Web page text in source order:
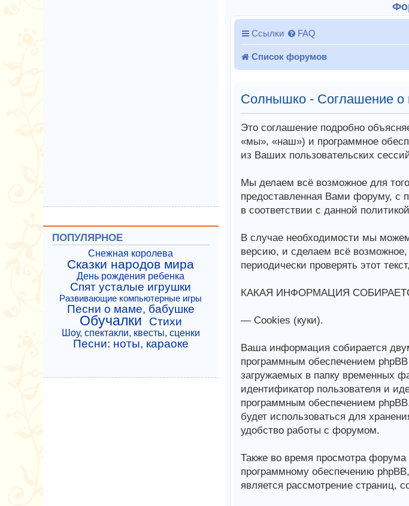
Ссылки FAQ
Список форумов
Солнышко - Соглашение о
Это соглашение подробно
«мы», «наш») и программное
из Ваших пользовательских
Мы делаем всё возможное для
предоставленная Вами форуму, с
в соответствии с данной
В случае необходимости мы
версию, и сделаем всё
периодически проверять этот
КАКАЯ ИНФОРМАЦИЯ
— Cookies (куки).
Ваша информация собирается
программным обеспечением
загружаемых в папку временных
идентификатор пользователя и
программным обеспечением
будет использоваться для
удобство работы с форумом.
Также во время просмотра
программному обеспечению
является рассмотрение страниц,
ПОПУЛЯРНОЕ
Снежная королева
Сказки народов мира
День рождения ребенка
Спят усталые игрушки
Развивающие компьютерные игры
Песни о маме, бабушке
Обучалки Стихи
Шоу, спектакли, квесты, сценки
Песни: ноты, караоке